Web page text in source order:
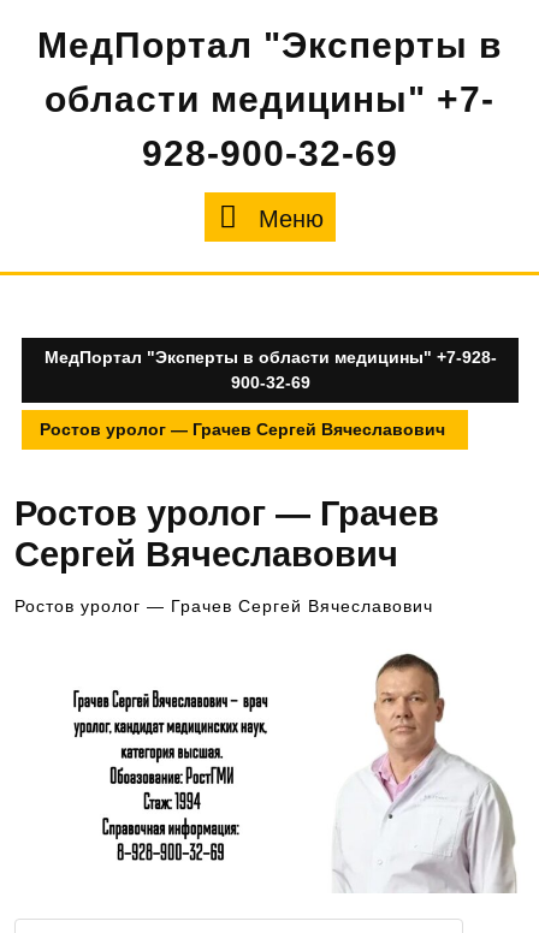
содержимому
МедПортал "Эксперты в
области медицины" +7-
928-900-32-69
Меню
МедПортал "Эксперты в области медицины" +7-928-
900-32-69
Ростов уролог — Грачев Сергей Вячеславович
Ростов уролог — Грачев
Сергей Вячеславович
Ростов уролог — Грачев Сергей Вячеславович